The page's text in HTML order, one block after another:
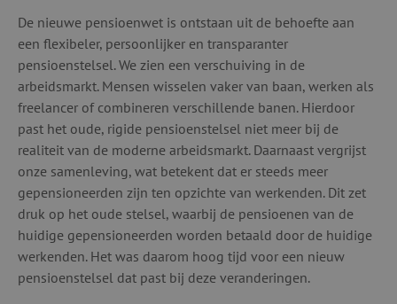
De nieuwe pensioenwet is ontstaan uit de behoefte aan
een flexibeler, persoonlijker en transparanter
pensioenstelsel. We zien een verschuiving in de
arbeidsmarkt. Mensen wisselen vaker van baan, werken als
freelancer of combineren verschillende banen. Hierdoor
past het oude, rigide pensioenstelsel niet meer bij de
realiteit van de moderne arbeidsmarkt. Daarnaast vergrijst
onze samenleving, wat betekent dat er steeds meer
gepensioneerden zijn ten opzichte van werkenden. Dit zet
druk op het oude stelsel, waarbij de pensioenen van de
huidige gepensioneerden worden betaald door de huidige
werkenden. Het was daarom hoog tijd voor een nieuw
pensioenstelsel dat past bij deze veranderingen.